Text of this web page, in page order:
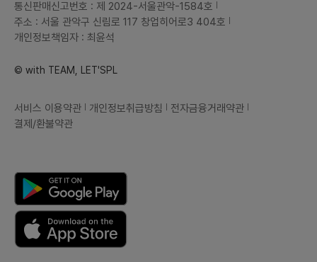
통신판매신고번호 : 제 2024-서울관악-1584호
주소 : 서울 관악구 신림로 117 창업히어로3 404호
개인정보책임자 : 최윤석
© with TEAM, LET'SPL
서비스 이용약관 개인정보취급방침
전자금융거래약관
결제/환불약관